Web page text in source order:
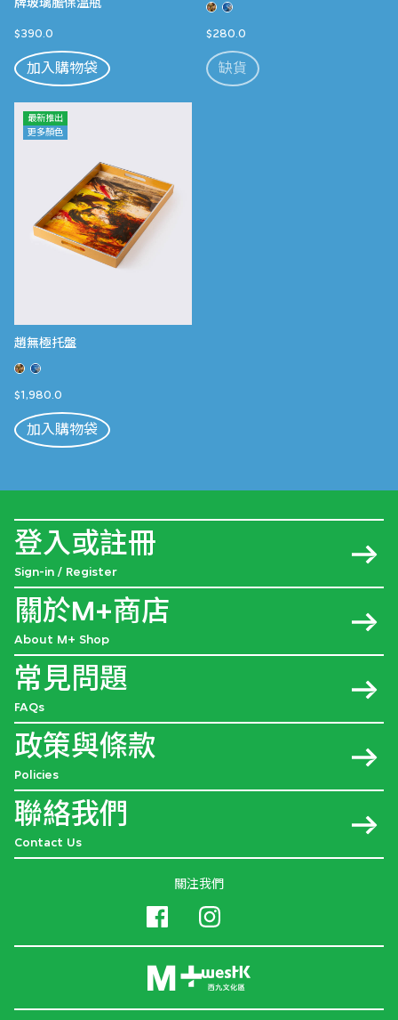
$390.0
加入購物袋
$280.0
缺貨
最新推出
更多顏色
趙無極托盤
$1,980.0
加入購物袋
登入或註冊
Sign-in / Register
關於M+商店
About M+ Shop
常見問題
FAQs
政策與條款
Policies
聯絡我們
Contact Us
關注我們